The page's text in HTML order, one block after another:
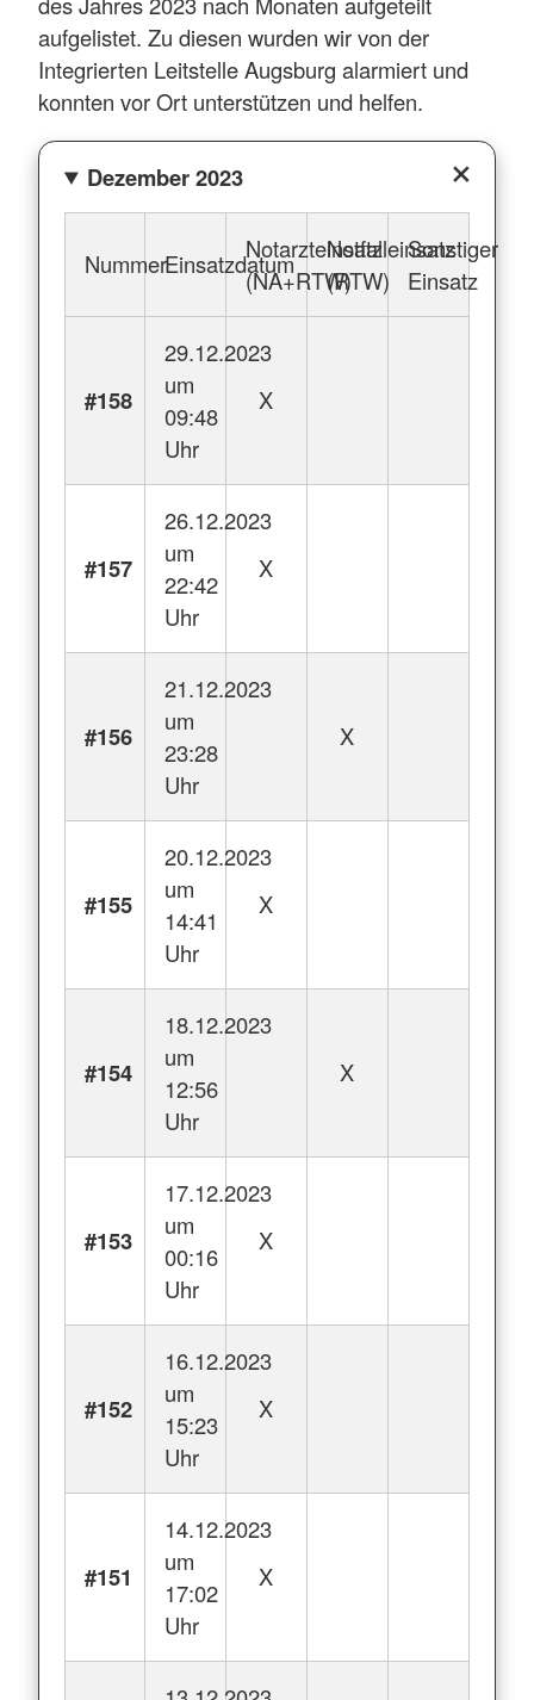
aufgelistet. Zu diesen wurden wir von der
Integrierten Leitstelle Augsburg alarmiert und
konnten vor Ort unterstützen und helfen.
Dezember 2023
NummerEinsatzdatumNotarzteinsatz
(NA+RTW)
Notfalleinsatz
(RTW)
Sonstiger
Einsatz
#158
29.12.2023
um
09:48
Uhr
X
#157
26.12.2023
um
22:42
Uhr
X
#156
21.12.2023
um
23:28
Uhr
X
#155
20.12.2023
um
14:41
Uhr
X
#154
18.12.2023
um
12:56
Uhr
X
#153
17.12.2023
um
00:16
Uhr
X
#152
16.12.2023
um
15:23
Uhr
X
#151
14.12.2023
um
17:02
Uhr
X